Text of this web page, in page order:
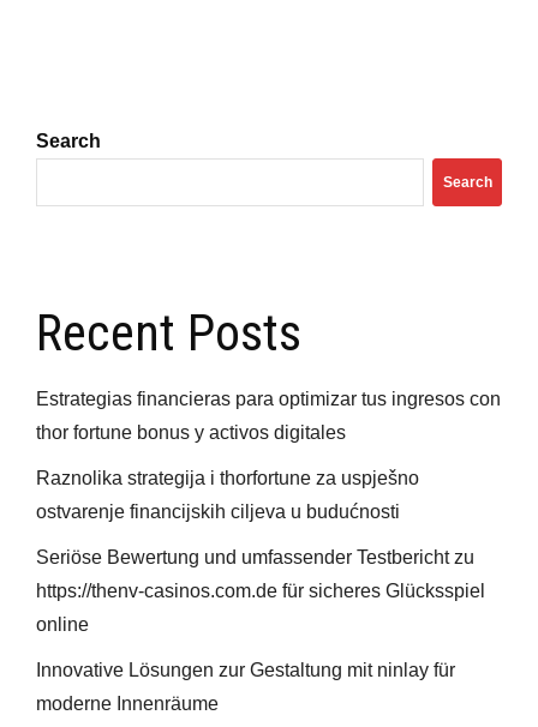
Search
Search
Recent Posts
Estrategias financieras para optimizar tus ingresos con
thor fortune bonus y activos digitales
Raznolika strategija i thorfortune za uspješno
ostvarenje financijskih ciljeva u budućnosti
Seriöse Bewertung und umfassender Testbericht zu
https://thenv-casinos.com.de für sicheres Glücksspiel
online
Innovative Lösungen zur Gestaltung mit ninlay für
moderne Innenräume